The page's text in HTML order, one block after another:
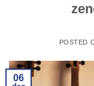
POSTED
06